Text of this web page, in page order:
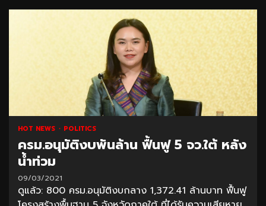
HOT NEWS POLITICS
ครม.อนุมัติงบพันล้าน ฟื้นฟู 5 จว.ใต้ หลัง
น้ำท่วม
09/03/2021
ดูแล้ว: 800 ครม.อนุมัติงบกลาง 1,372.41 ล้านบาท ฟื้นฟู